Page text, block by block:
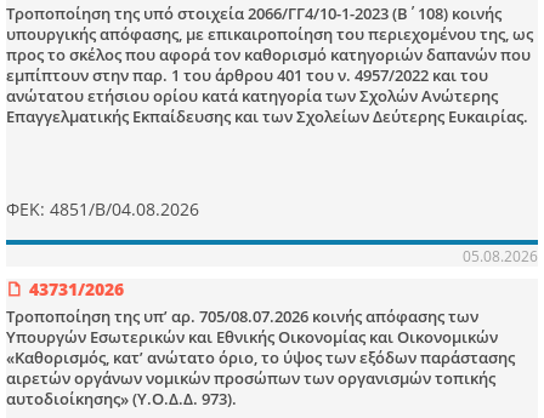
Τροποποίηση της υπό στοιχεία 2066/ΓΓ4/10-1-2023 (Β΄108) κοινής
υπουργικής απόφασης, με επικαιροποίηση του περιεχομένου της, ως
προς το σκέλος που αφορά τον καθορισμό κατηγοριών δαπανών που
εμπίπτουν στην παρ. 1 του άρθρου 401 του ν. 4957/2022 και του
ανώτατου ετήσιου ορίου κατά κατηγορία των Σχολών Ανώτερης
Επαγγελματικής Εκπαίδευσης και των Σχολείων Δεύτερης Ευκαιρίας.
ΦΕΚ: 4851/Β/04.08.2026
05.08.2026
43731/2026
Τροποποίηση της υπ’ αρ. 705/08.07.2026 κοινής απόφασης των
Υπουργών Εσωτερικών και Εθνικής Οικονομίας και Οικονομικών
«Καθορισμός, κατ’ ανώτατο όριο, το ύψος των εξόδων παράστασης
αιρετών οργάνων νομικών προσώπων των οργανισμών τοπικής
αυτοδιοίκησης» (Υ.Ο.Δ.Δ. 973).